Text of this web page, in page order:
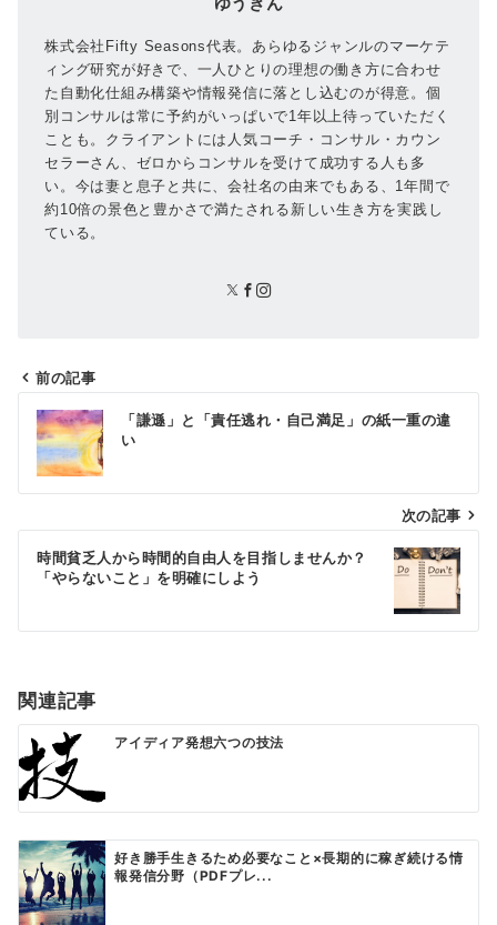
株式会社Fifty Seasons代表。あらゆるジャンルのマーケテ
ィング研究が好きで、一人ひとりの理想の働き方に合わせ
た自動化仕組み構築や情報発信に落とし込むのが得意。個
別コンサルは常に予約がいっぱいで1年以上待っていただく
ことも。クライアントには人気コーチ・コンサル・カウン
セラーさん、ゼロからコンサルを受けて成功する人も多
い。今は妻と息子と共に、会社名の由来でもある、1年間で
約10倍の景色と豊かさで満たされる新しい生き方を実践し
ている。
投
稿
ナ
ゲ
ン
前の記事
「謙遜」と「責任逃れ・自己満足」の紙一重の違
い
次の記事
時間貧乏人から時間的自由人を目指しませんか？
「やらないこと」を明確にしよう
関連記事
アイディア発想六つの技法
好き勝手生きるため必要なこと×長期的に稼ぎ続ける情
報発信分野（PDFプレ...